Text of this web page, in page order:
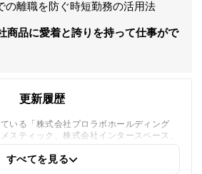
の離職を防ぐ時短勤務の活用法
商品に愛着と誇りを持って仕事がで
更新履歴
いる「株式会社プロラボホールディング
スティック、株式会社インタースペース、
ロビール株式会社、ベルシステム24グルー
加しました
すべてを見る